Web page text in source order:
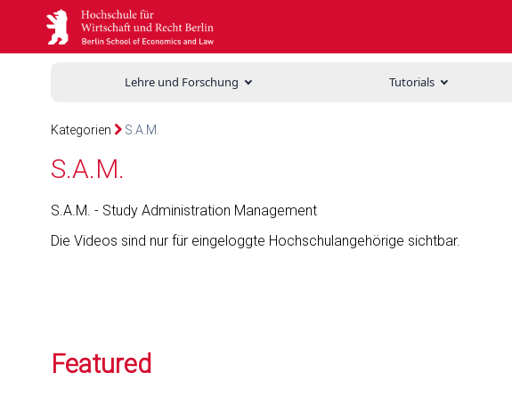
Lehre und Forschung Tutorials
Kategorien S.A.M.
S.A.M.
S.A.M. - Study Administration Management
Die Videos sind nur für eingeloggte Hochschulangehörige sichtbar.
Featured